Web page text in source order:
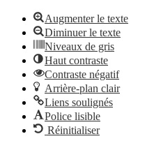
Augmenter le texte
Diminuer le texte
Niveaux de gris
Haut contraste
Contraste négatif
Arrière-plan clair
Liens soulignés
Police lisible
Réinitialiser